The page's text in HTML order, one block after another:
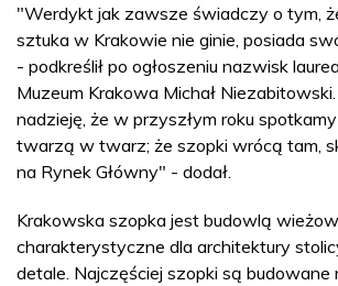
"Werdykt jak zawsze świadczy o tym,
sztuka w Krakowie nie ginie, posiada
- podkreślił po ogłoszeniu nazwisk
Muzeum Krakowa Michał
nadzieję, że w przyszłym roku
twarzą w twarz; że szopki wrócą tam,
na Rynek Główny" - dodał.
Krakowska szopka jest budowlą
charakterystyczne dla architektury
detale. Najczęściej szopki są budowane